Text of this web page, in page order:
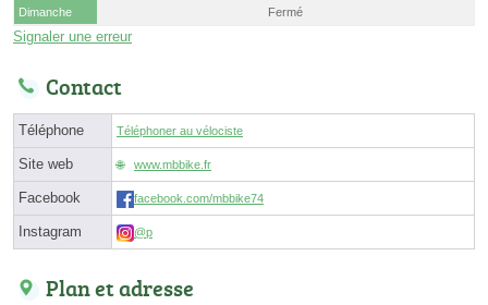
Dimanche
Fermé
Signaler une erreur
Contact
Téléphone Téléphoner au vélociste
Site web www.mbbike.fr
Facebook facebook.com/mbbike74
Instagram @p
Plan et adresse